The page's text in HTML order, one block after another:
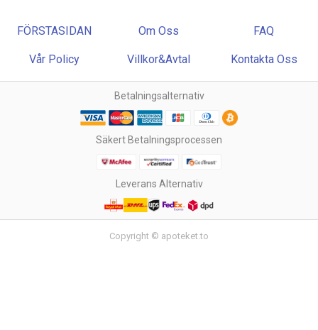
FÖRSTASIDAN Om Oss FAQ
Vår Policy Villkor&Avtal Kontakta Oss
Betalningsalternativ
Säkert Betalningsprocessen
Leverans Alternativ
Copyright © apoteket.to